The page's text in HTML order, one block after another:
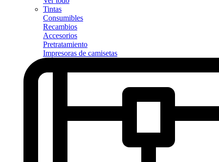
Tintas
Consumibles
Recambios
Accesorios
Pretratamiento
Impresoras de camisetas